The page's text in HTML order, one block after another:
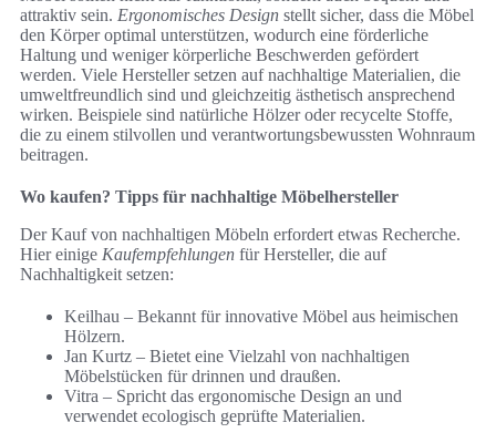
attraktiv sein. Ergonomisches Design stellt sicher, dass die Möbel
den Körper optimal unterstützen, wodurch eine förderliche
Haltung und weniger körperliche Beschwerden gefördert
werden. Viele Hersteller setzen auf nachhaltige Materialien, die
umweltfreundlich sind und gleichzeitig ästhetisch ansprechend
wirken. Beispiele sind natürliche Hölzer oder recycelte Stoffe,
die zu einem stilvollen und verantwortungsbewussten Wohnraum
beitragen.
Wo kaufen? Tipps für nachhaltige Möbelhersteller
Der Kauf von nachhaltigen Möbeln erfordert etwas Recherche.
Hier einige Kaufempfehlungen für Hersteller, die auf
Nachhaltigkeit setzen:
Keilhau – Bekannt für innovative Möbel aus heimischen
Hölzern.
Jan Kurtz – Bietet eine Vielzahl von nachhaltigen
Möbelstücken für drinnen und draußen.
Vitra – Spricht das ergonomische Design an und
verwendet ecologisch geprüfte Materialien.